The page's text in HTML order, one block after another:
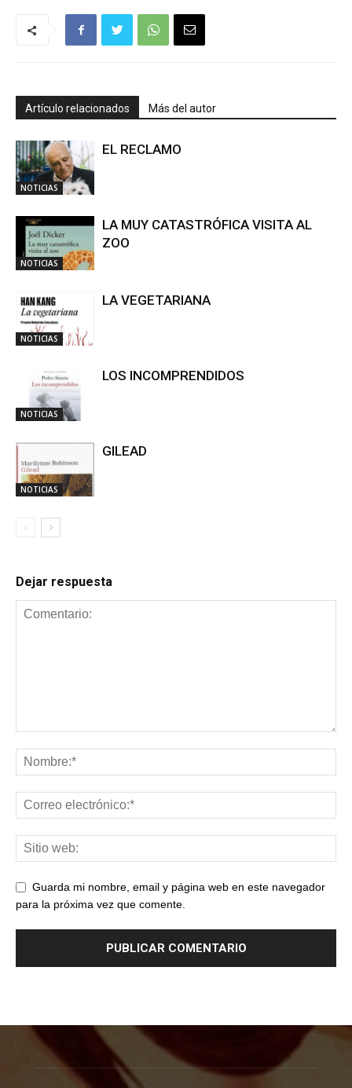
Artículo relacionados Más del autor
NOTICIAS
EL RECLAMO
NOTICIAS
LA MUY CATASTRÓFICA VISITA AL
ZOO
NOTICIAS
LA VEGETARIANA
NOTICIAS
LOS INCOMPRENDIDOS
NOTICIAS
GILEAD
Dejar respuesta
Guarda mi nombre, email y página web en este navegador
para la próxima vez que comente.